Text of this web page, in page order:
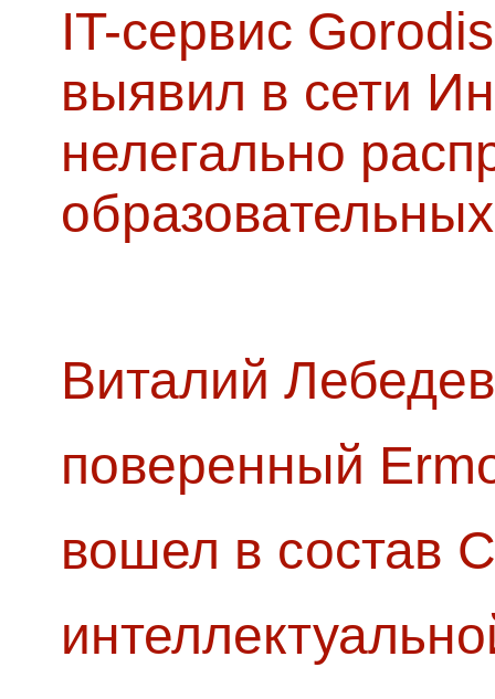
IT-сервис
выявил в сети
нелегально
Виталий
поверенный
вошел в состав